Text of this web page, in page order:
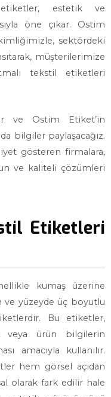
estetik ve
öne çıkar. Ostim
sektördeki
müşterilerimize
tekstil etiketleri
ve Ostim Etiket’in
bilgiler paylaşacağız.
gösteren firmalara,
ve kaliteli çözümleri
Etiketleri
kumaş üzerine
ve yüzeyde üç boyutlu
Bu etiketler,
veya ürün bilgilerin
amacıyla kullanılır.
hem görsel açıdan
olarak fark edilir hale